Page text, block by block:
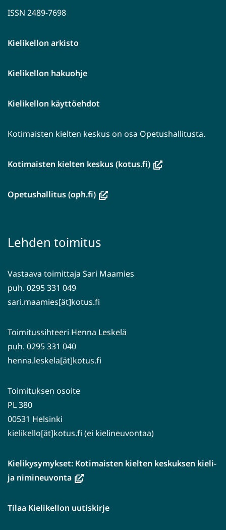
ISSN 2489-7698
Kielikellon arkisto
Kielikellon hakuohje
Kielikellon käyttöehdot
Kotimaisten kielten keskus on osa Opetushallitusta.
Kotimaisten kielten keskus (kotus.fi)(avautuu
Opetushallitus (oph.fi)(avautuu
toiseen
Lehden toimitus
Vastaava toimittaja Sari Maamies
puh. 0295 331 049
sari.maamies[ät]kotus.fi
Toimitussihteeri Henna Leskelä
puh. 0295 331 040
henna.leskela[ät]kotus.fi
Toimituksen osoite
PL 380
00531 Helsinki
kielikello[ät]kotus.fi (ei kielineuvontaa)
Kielikysymykset: Kotimaisten kielten keskuksen kieli-
ja nimineuvonta(avautuu
ikkunaan,
Tilaa Kielikellon uutiskirje